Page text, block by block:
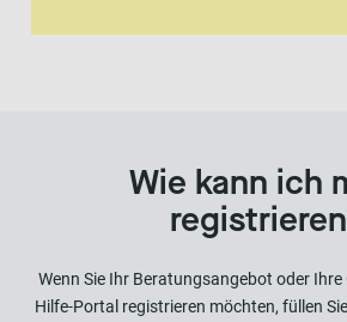
Wie kann ich
Wenn Sie Ihr Beratungsangebot oder
Hilfe-Portal registrieren möchten, füllen